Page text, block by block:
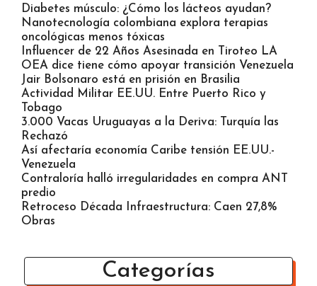
(Guía 2026)
Medellín prohíbe cigarrillos electrónicos en
escuelas
Diabetes músculo: ¿Cómo los lácteos ayudan?
Nanotecnología colombiana explora terapias
oncológicas menos tóxicas
Influencer de 22 Años Asesinada en Tiroteo LA
OEA dice tiene cómo apoyar transición Venezuela
Jair Bolsonaro está en prisión en Brasilia
Actividad Militar EE.UU. Entre Puerto Rico y
Tobago
3.000 Vacas Uruguayas a la Deriva: Turquía las
Rechazó
Así afectaría economía Caribe tensión EE.UU.-
Venezuela
Contraloría halló irregularidades en compra ANT
Obras